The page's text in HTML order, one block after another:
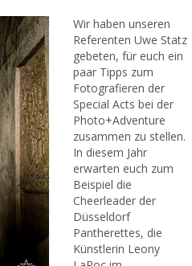
Wir haben unseren
Referenten Uwe Statz
gebeten, für euch ein
paar Tipps zum
Fotografieren der
Special Acts bei der
Photo+Adventure
zusammen zu stellen.
In diesem Jahr
erwarten euch zum
Beispiel die
Cheerleader der
Düsseldorf
Pantherettes, die
Künstlerin Leony